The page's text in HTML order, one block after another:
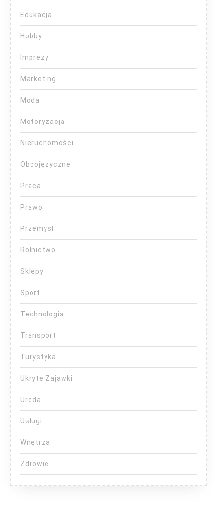
Edukacja
Hobby
Imprezy
Marketing
Moda
Motoryzacja
Nieruchomości
Obcojęzyczne
Praca
Prawo
Przemysł
Rolnictwo
Sklepy
Sport
Technologia
Transport
Turystyka
Ukryte Zajawki
Uroda
Usługi
Wnętrza
Zdrowie